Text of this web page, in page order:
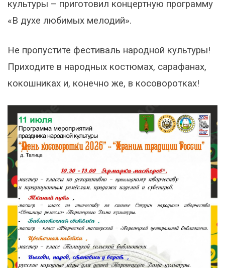
культуры – приготовил концертную программу
«В духе любимых мелодий».
Не пропустите фестиваль народной культуры!
Приходите в народных костюмах, сарафанах,
кокошниках и, конечно же, в косоворотках!